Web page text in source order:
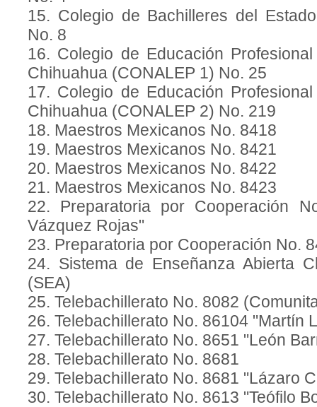
15. Colegio de Bachilleres del
No. 8
16. Colegio de Educación
Chihuahua (CONALEP 1) No. 25
17. Colegio de Educación
Chihuahua (CONALEP 2) No. 219
18. Maestros Mexicanos No. 8418
19. Maestros Mexicanos No. 8421
20. Maestros Mexicanos No. 8422
21. Maestros Mexicanos No. 8423
22. Preparatoria por Cooperación
Vázquez Rojas"
23. Preparatoria por Cooperación No.
24. Sistema de Enseñanza Abierta
(SEA)
25. Telebachillerato No. 8082
26. Telebachillerato No. 86104 "Martín
27. Telebachillerato No. 8651 "León
28. Telebachillerato No. 8681
29. Telebachillerato No. 8681 "Lázaro
30. Telebachillerato No. 8613 "Teófilo